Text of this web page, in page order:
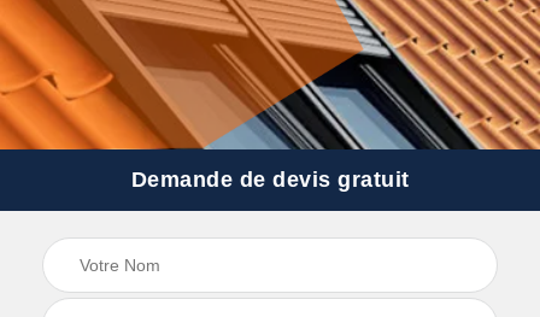
Demande de devis gratuit